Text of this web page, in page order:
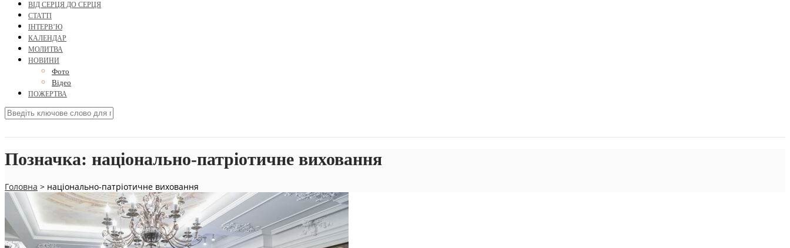
ВІД СЕРЦЯ ДО СЕРЦЯ
СТАТТІ
ІНТЕРВ’Ю
КАЛЕНДАР
МОЛИТВА
НОВИНИ
Фото
Відео
ПОЖЕРТВА
Позначка: національно-патріотичне виховання
Головна > національно-патріотичне виховання